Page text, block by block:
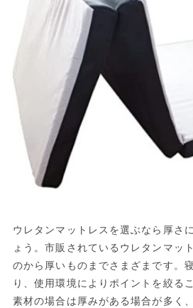
ウレタンマットレスを選ぶなら厚さ
ょう。市販されているウレタンマッ
のから厚いものまでさまざまです。
り、使用環境によりポイントを絞る
素材の場合は厚みがある場合が多く